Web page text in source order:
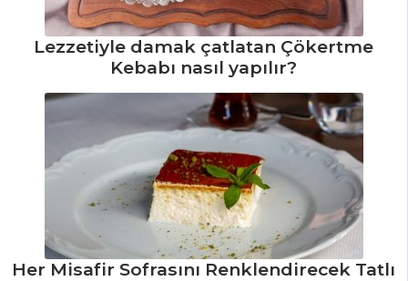
Pasta ve Tatlılar
Tüm Tarifleri
MASTERCHEF
Altın
Yumurtlayan
Tavuk Tarifi, Nasıl
Yapılır?
Ispanaklı Pasta
Tarifi, Nasıl Yapılır?
Lezzetiyle damak çatlatan Çökertme
Kebabı nasıl yapılır?
Her Misafir Sofrasını Renklendirecek Tatlı